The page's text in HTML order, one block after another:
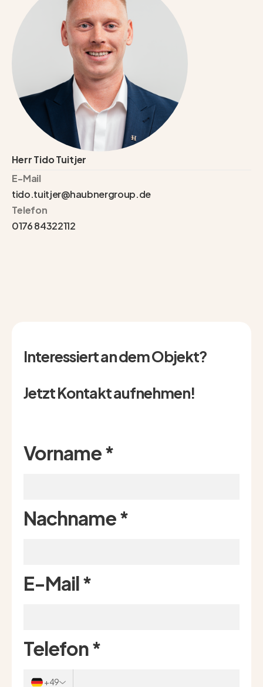
Herr Tido Tuitjer
E-Mail
tido.tuitjer@haubnergroup.de
Telefon
0176 84322112
Interessiert an dem Objekt?
Jetzt Kontakt aufnehmen!
Vorname*
Nachname*
E-Mail*
Telefon*
+49